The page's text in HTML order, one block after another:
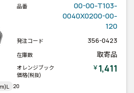
品番
00-00-T103-
0040X0200-00-
120
発注コード 356-0423
在庫数 取寄品
オレンジブック
価格(税抜)
￥1,411
20